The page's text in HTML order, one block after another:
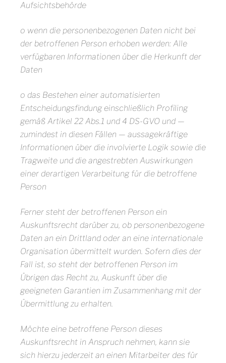
Aufsichtsbehörde
o wenn die personenbezogenen Daten nicht bei
der betroffenen Person erhoben werden: Alle
verfügbaren Informationen über die Herkunft der
Daten
o das Bestehen einer automatisierten
Entscheidungsfindung einschließlich Profiling
gemäß Artikel 22 Abs.1 und 4 DS-GVO und —
zumindest in diesen Fällen — aussagekräftige
Informationen über die involvierte Logik sowie die
Tragweite und die angestrebten Auswirkungen
einer derartigen Verarbeitung für die betroffene
Person
Ferner steht der betroffenen Person ein
Auskunftsrecht darüber zu, ob personenbezogene
Daten an ein Drittland oder an eine internationale
Organisation übermittelt wurden. Sofern dies der
Fall ist, so steht der betroffenen Person im
Übrigen das Recht zu, Auskunft über die
geeigneten Garantien im Zusammenhang mit der
Übermittlung zu erhalten.
Möchte eine betroffene Person dieses
Auskunftsrecht in Anspruch nehmen, kann sie
sich hierzu jederzeit an einen Mitarbeiter des für